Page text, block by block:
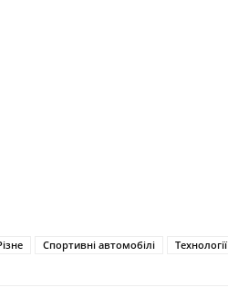
Спортивні автомобілі Технології